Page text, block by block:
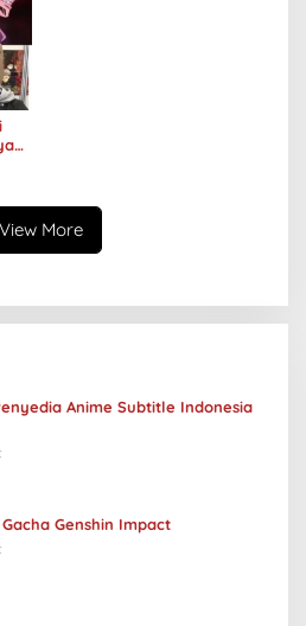
View More
Anime Subtitle Indonesia
Genshin Impact